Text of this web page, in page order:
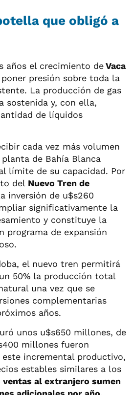
que obligó a
años el crecimiento deVaca
presión sobre toda la
La producción de gas
sostenida y, con ella,
de líquidos
cada vez más volumen
de Bahía Blanca
límite de su capacidad. Por
del Nuevo Tren de
inversión de u$s260
significativamente la
y constituye la
programa de expansión
el nuevo tren permitirá
50% la producción total
una vez que se
complementarias
años.
unos u$s650 millones, de
millones fueron
este incremental productivo,
estables similares a los
ventas al extranjero sumen